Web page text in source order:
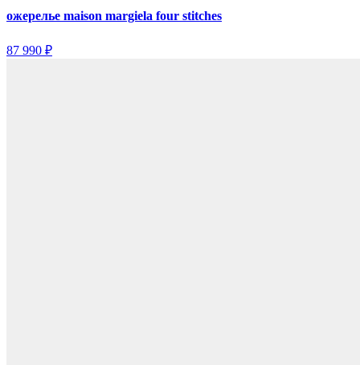
ожерелье maison margiela four stitches
87 990 ₽